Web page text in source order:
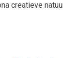
creatieve